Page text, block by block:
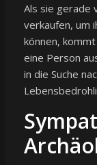
Als sie gerade
verkaufen, um
können,
eine Person
in die Suche